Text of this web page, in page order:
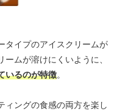
タイプのアイスクリームが
ムが溶けにくいように、
いるのが特徴。
ィングの食感の両方を楽し